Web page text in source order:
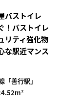
バストイレ
！バストイレ
リティ強化物
な駅近マンス
「善行駅」